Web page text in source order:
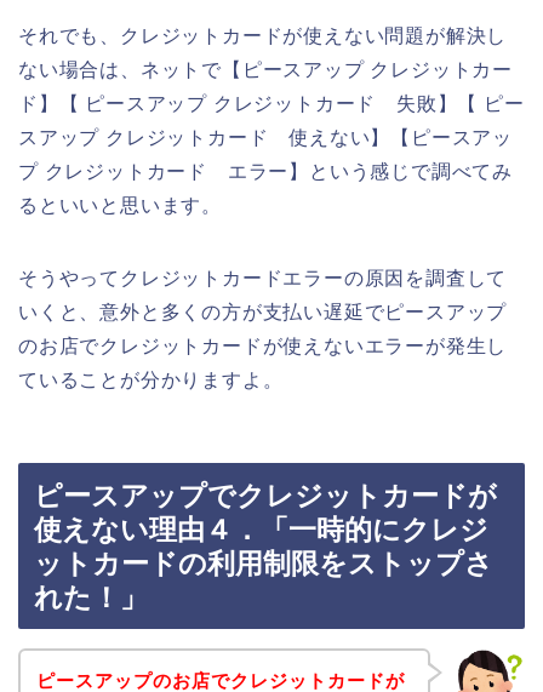
それでも、クレジットカードが使えない問題が解決し
ない場合は、ネットで【ピースアップ クレジットカー
ド】【 ピースアップ クレジットカード 失敗】【 ピー
スアップ クレジットカード 使えない】【ピースアッ
プ クレジットカード エラー】という感じで調べてみ
るといいと思います。
そうやってクレジットカードエラーの原因を調査して
いくと、意外と多くの方が支払い遅延でピースアップ
のお店でクレジットカードが使えないエラーが発生し
ていることが分かりますよ。
ピースアップでクレジットカードが
使えない理由４．「一時的にクレジ
ットカードの利用制限をストップさ
れた！」
ピースアップのお店でクレジットカードが